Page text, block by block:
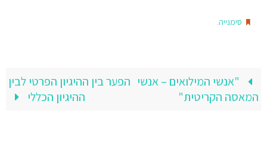
סימנייה.
"אנשי המילואים – אנשי
המאסה הקריטית"
הפער בין ההיגיון הפרטי לבין
ההיגיון הכללי